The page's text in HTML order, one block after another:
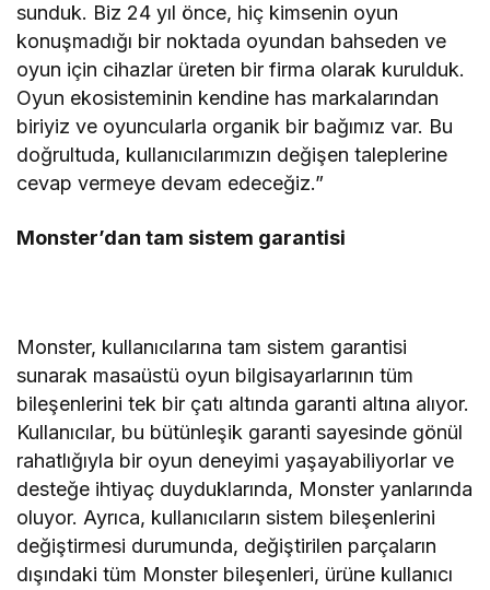
sunduk. Biz 24 yıl önce, hiç kimsenin oyun
konuşmadığı bir noktada oyundan bahseden ve
oyun için cihazlar üreten bir firma olarak kurulduk.
Oyun ekosisteminin kendine has markalarından
biriyiz ve oyuncularla organik bir bağımız var. Bu
doğrultuda, kullanıcılarımızın değişen taleplerine
cevap vermeye devam edeceğiz.”
Monster’dan tam sistem garantisi
Monster, kullanıcılarına tam sistem garantisi
sunarak masaüstü oyun bilgisayarlarının tüm
bileşenlerini tek bir çatı altında garanti altına alıyor.
Kullanıcılar, bu bütünleşik garanti sayesinde gönül
rahatlığıyla bir oyun deneyimi yaşayabiliyorlar ve
desteğe ihtiyaç duyduklarında, Monster yanlarında
oluyor. Ayrıca, kullanıcıların sistem bileşenlerini
değiştirmesi durumunda, değiştirilen parçaların
dışındaki tüm Monster bileşenleri, ürüne kullanıcı